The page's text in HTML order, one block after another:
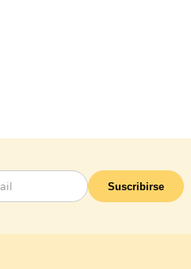
Suscribirse